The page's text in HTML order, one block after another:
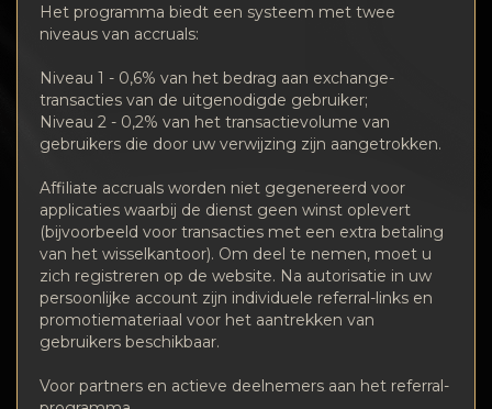
Kontakte
Wiki
FAQ
Ruf
Standortkarte
Het programma biedt een systeem met twee
niveaus van accruals:
Niveau 1 - 0,6% van het bedrag aan exchange-
transacties van de uitgenodigde gebruiker;
Niveau 2 - 0,2% van het transactievolume van
gebruikers die door uw verwijzing zijn aangetrokken.
Affiliate accruals worden niet gegenereerd voor
applicaties waarbij de dienst geen winst oplevert
(bijvoorbeeld voor transacties met een extra betaling
van het wisselkantoor). Om deel te nemen, moet u
zich registreren op de website. Na autorisatie in uw
persoonlijke account zijn individuele referral-links en
promotiemateriaal voor het aantrekken van
gebruikers beschikbaar.
Voor partners en actieve deelnemers aan het referral-